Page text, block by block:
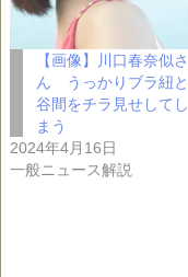
【画像】川口春奈似さ
ん うっかりブラ紐と
谷間をチラ見せしてし
まう
2024年4月16日
一般ニュース解説